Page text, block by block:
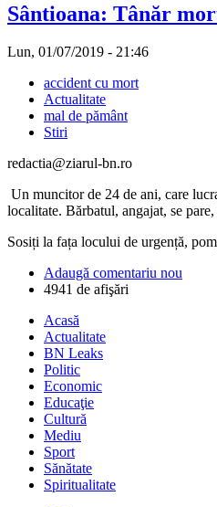
Sântioana: Tânăr
Lun, 01/07/2019 - 21:46
accident cu mort
Actualitate
mal de pământ
Stiri
redactia@ziarul-bn.ro
Un muncitor de 24 de ani, care
localitate. Bărbatul, angajat, se
Sosiți la fața locului de urgență,
Adaugă comentariu nou
4941 de afişări
Acasă
Actualitate
BN Leaks
Politic
Economic
Educaţie
Cultură
Mediu
Sport
Sănătate
Spiritualitate